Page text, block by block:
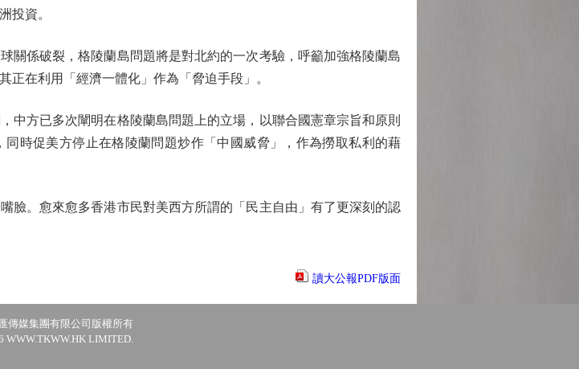
投資。
係破裂，格陵蘭島問題將是對北約的一次考驗，呼籲加強格陵蘭島
在利用「經濟一體化」作為「脅迫手段」。
方已多次闡明在格陵蘭島問題上的立場，以聯合國憲章宗旨和原則
時促美方停止在格陵蘭問題炒作「中國威脅」，作為撈取私利的藉
。愈來愈多香港市民對美西方所謂的「民主自由」有了更深刻的認
讀大公報PDF版面
傳媒集團有限公司版權所有
WWW.TKWW.HK LIMITED.